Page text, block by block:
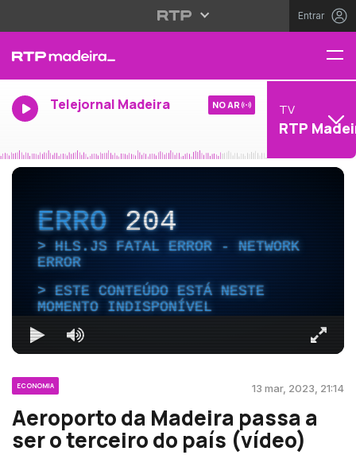
Entrar
Telejornal Madeira NO AR TV
RTP
ERRO204
HLS.JS FATAL ERROR - NETWORK
ERROR
ESTE CONTEÚDO ESTÁ NESTE
MOMENTO INDISPONÍVEL
ECONOMIA 13 mar, 2023, 21:14
Aeroporto da Madeira passa a
ser o terceiro do país (vídeo)